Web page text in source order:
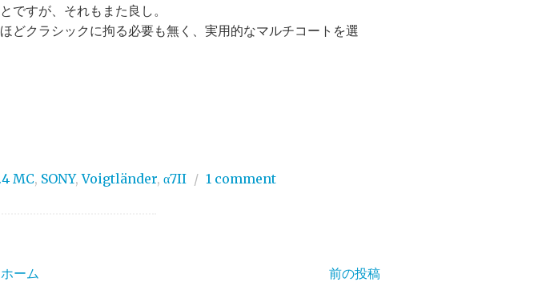
ですが、それもまた良し。
どクラシックに拘る必要も無く、実用的なマルチコートを選
MC, SONY,Voigtländer, α7II / 1 comment
前の投稿
ホーム